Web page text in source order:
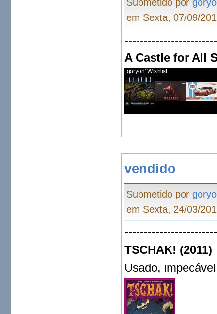
Submetido por
em Sexta, 07/09/
A Castle for All
vendido
Submetido por
em Sexta, 24/03/
TSCHAK! (2011)
Usado, impecável